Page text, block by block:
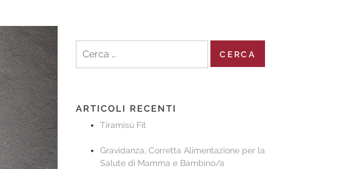
ARTICOLI RECENTI
Tiramisù Fit
Gravidanza, Corretta Alimentazione per la
Salute di Mamma e Bambino/a